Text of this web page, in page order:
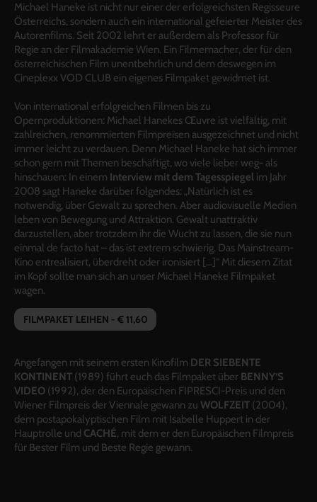
Michael Haneke ist nicht nur einer der erfolgreichsten Regisseure
Österreichs, sondern auch ein international gefeierter Meister des
Autorenfilms. Seit 2002 lehrt er außerdem als Professor für
Regie an der Filmakademie Wien. Ein Filmemacher, der für den
österreichischen Film unentbehrlich und dem deswegen im
Cineplexx VOD CLUB ein eigenes Filmpaket gewidmet ist.
Von international erfolgreichen Filmen bis zu
Opernproduktionen: Michael Hanekes Œuvre ist vielfältig, mit
zahlreichen, renommierten Filmpreisen ausgezeichnet und nicht
immer leicht zu verdauen. Denn Michael Haneke hat sich immer
schon gern mit Themen beschäftigt, wo viele lieber weg- als
hinschauen: In einem Interview mit dem Tagesspiegel im Jahr
2008 sagt Haneke darüber folgendes: „Natürlich ist es
notwendig, über Gewalt zu sprechen. Aber audiovisuelle Medien
leben von Bewegung und Attraktion. Gewalt unattraktiv
darzustellen, aber trotzdem ihr die Wucht zu lassen, die sie nun
einmal de facto hat – das ist extrem schwierig. Das Mainstream-
Kino entrealisiert, überdreht oder ironisiert […]“ Mit diesem Zitat
im Kopf sollte man sich an unser Michael Haneke Filmpaket
wagen.
FILMPAKET LEIHEN - € 11,60
Angefangen mit seinem ersten Kinofilm DER SIEBENTE
KONTINENT (1989) führt euch das Filmpaket über BENNY’S
VIDEO (1992), der den Europäischen FIPRESCI-Preis und den
Wiener Filmpreis der Viennale gewann zu WOLFZEIT (2004),
dem postapokalyptischen Film mit Isabelle Huppert in der
Hauptrolle und CACHÉ, mit dem er den Europäischen Filmpreis
für Bester Film und Beste Regie gewann.